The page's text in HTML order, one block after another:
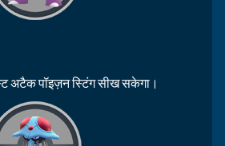
अटैक पॉइज़न स्टिंग सीख सकेगा।